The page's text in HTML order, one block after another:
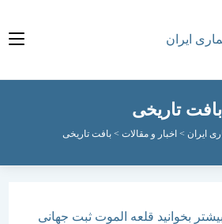
تاریخی
> اخبار و مقالات>بافت تاریخی